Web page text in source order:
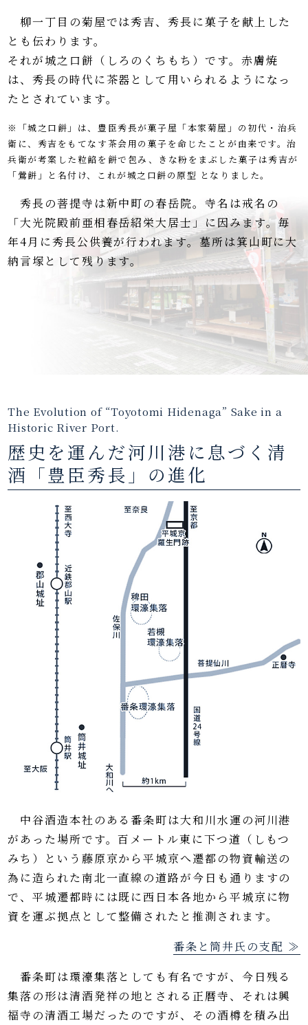
柳一丁目の菊屋では秀吉、秀長に菓子を献上した
とも伝わります。
それが城之口餅（しろのくちもち）です。赤膚焼
は、秀長の時代に茶器として用いられるようになっ
たとされています。
※「城之口餅」は、豊臣秀長が菓子屋「本家菊屋」の初代・治兵
衛に、秀吉をもてなす茶会用の菓子を命じたことが由来です。治
兵衛が考案した粒餡を餅で包み、きな粉をまぶした菓子は秀吉が
「鶯餅」と名付け、これが城之口餅の原型 となりました。
秀長の菩提寺は新中町の春岳院。寺名は戒名の
「大光院殿前亜相春岳紹栄大居士」に因みます。毎
年4月に秀長公供養が行われます。墓所は箕山町に大
納言塚として残ります。
The Evolution of “Toyotomi Hidenaga” Sake in a
Historic River Port.
歴史を運んだ河川港に息づく清
酒「豊臣秀長」の進化
中谷酒造本社のある番条町は大和川水運の河川港
があった場所です。百メートル東に下つ道（しもつ
みち）という藤原京から平城京へ遷都の物資輸送の
為に造られた南北一直線の道路が今日も通りますの
で、平城遷都時には既に西日本各地から平城京に物
資を運ぶ拠点として整備されたと推測されます。
番条と筒井氏の支配 ≫
番条町は環濠集落としても有名ですが、今日残る
集落の形は清酒発祥の地とされる正暦寺、それは興
福寺の清酒工場だったのですが、その酒樽を積み出